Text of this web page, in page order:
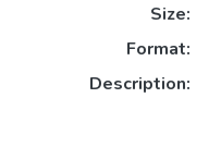
Size:
Format:
Description: